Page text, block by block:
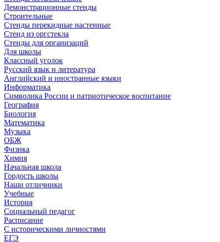
Демонстрационные стенды
Строительные
Стенды перекидные настенные
Стенд из оргстекла
Стенды для организаций
Для школы
Классный уголок
Русский язык и литература
Английский и иностранные языки
Информатика
Символика России и патриотическое воспитание
География
Биология
Математика
Музыка
ОБЖ
Физика
Химия
Начальная школа
Гордость школы
Наши отличники
Учебные
История
Социальный педагог
Расписание
С историческими личностями
ЕГЭ